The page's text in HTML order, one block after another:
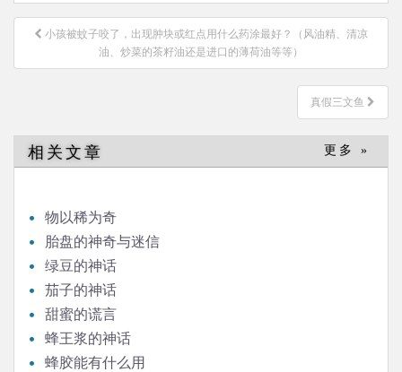
导
小孩被蚊子咬了，出现肿块或红点用什么药涂最好？（风油精、清凉
油、炒菜的茶籽油还是进口的薄荷油等等）
真假三文鱼
相关文章 更多 »
物以稀为奇
胎盘的神奇与迷信
绿豆的神话
茄子的神话
甜蜜的谎言
蜂王浆的神话
蜂胶能有什么用